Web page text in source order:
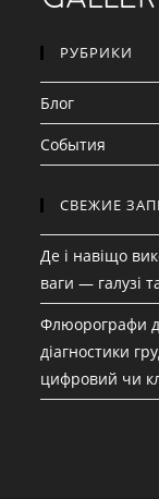
РУБРИКИ
Блог
События
СВЕЖИЕ
Де і навіщо
ваги — галузі
Флюорографи
діагностики
цифровий чи